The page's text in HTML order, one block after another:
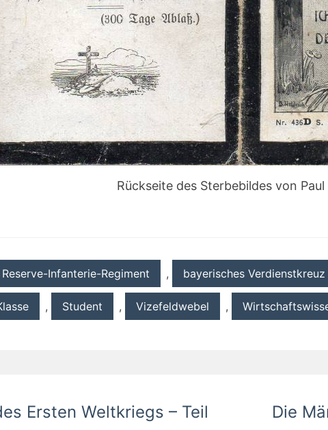
Rückseite des Sterbebildes von
Infanterie-Regiment , bayerisches Verdienstkreuz
, Student , Vizefeldwebel ,
Ersten Weltkriegs – Teil
Die